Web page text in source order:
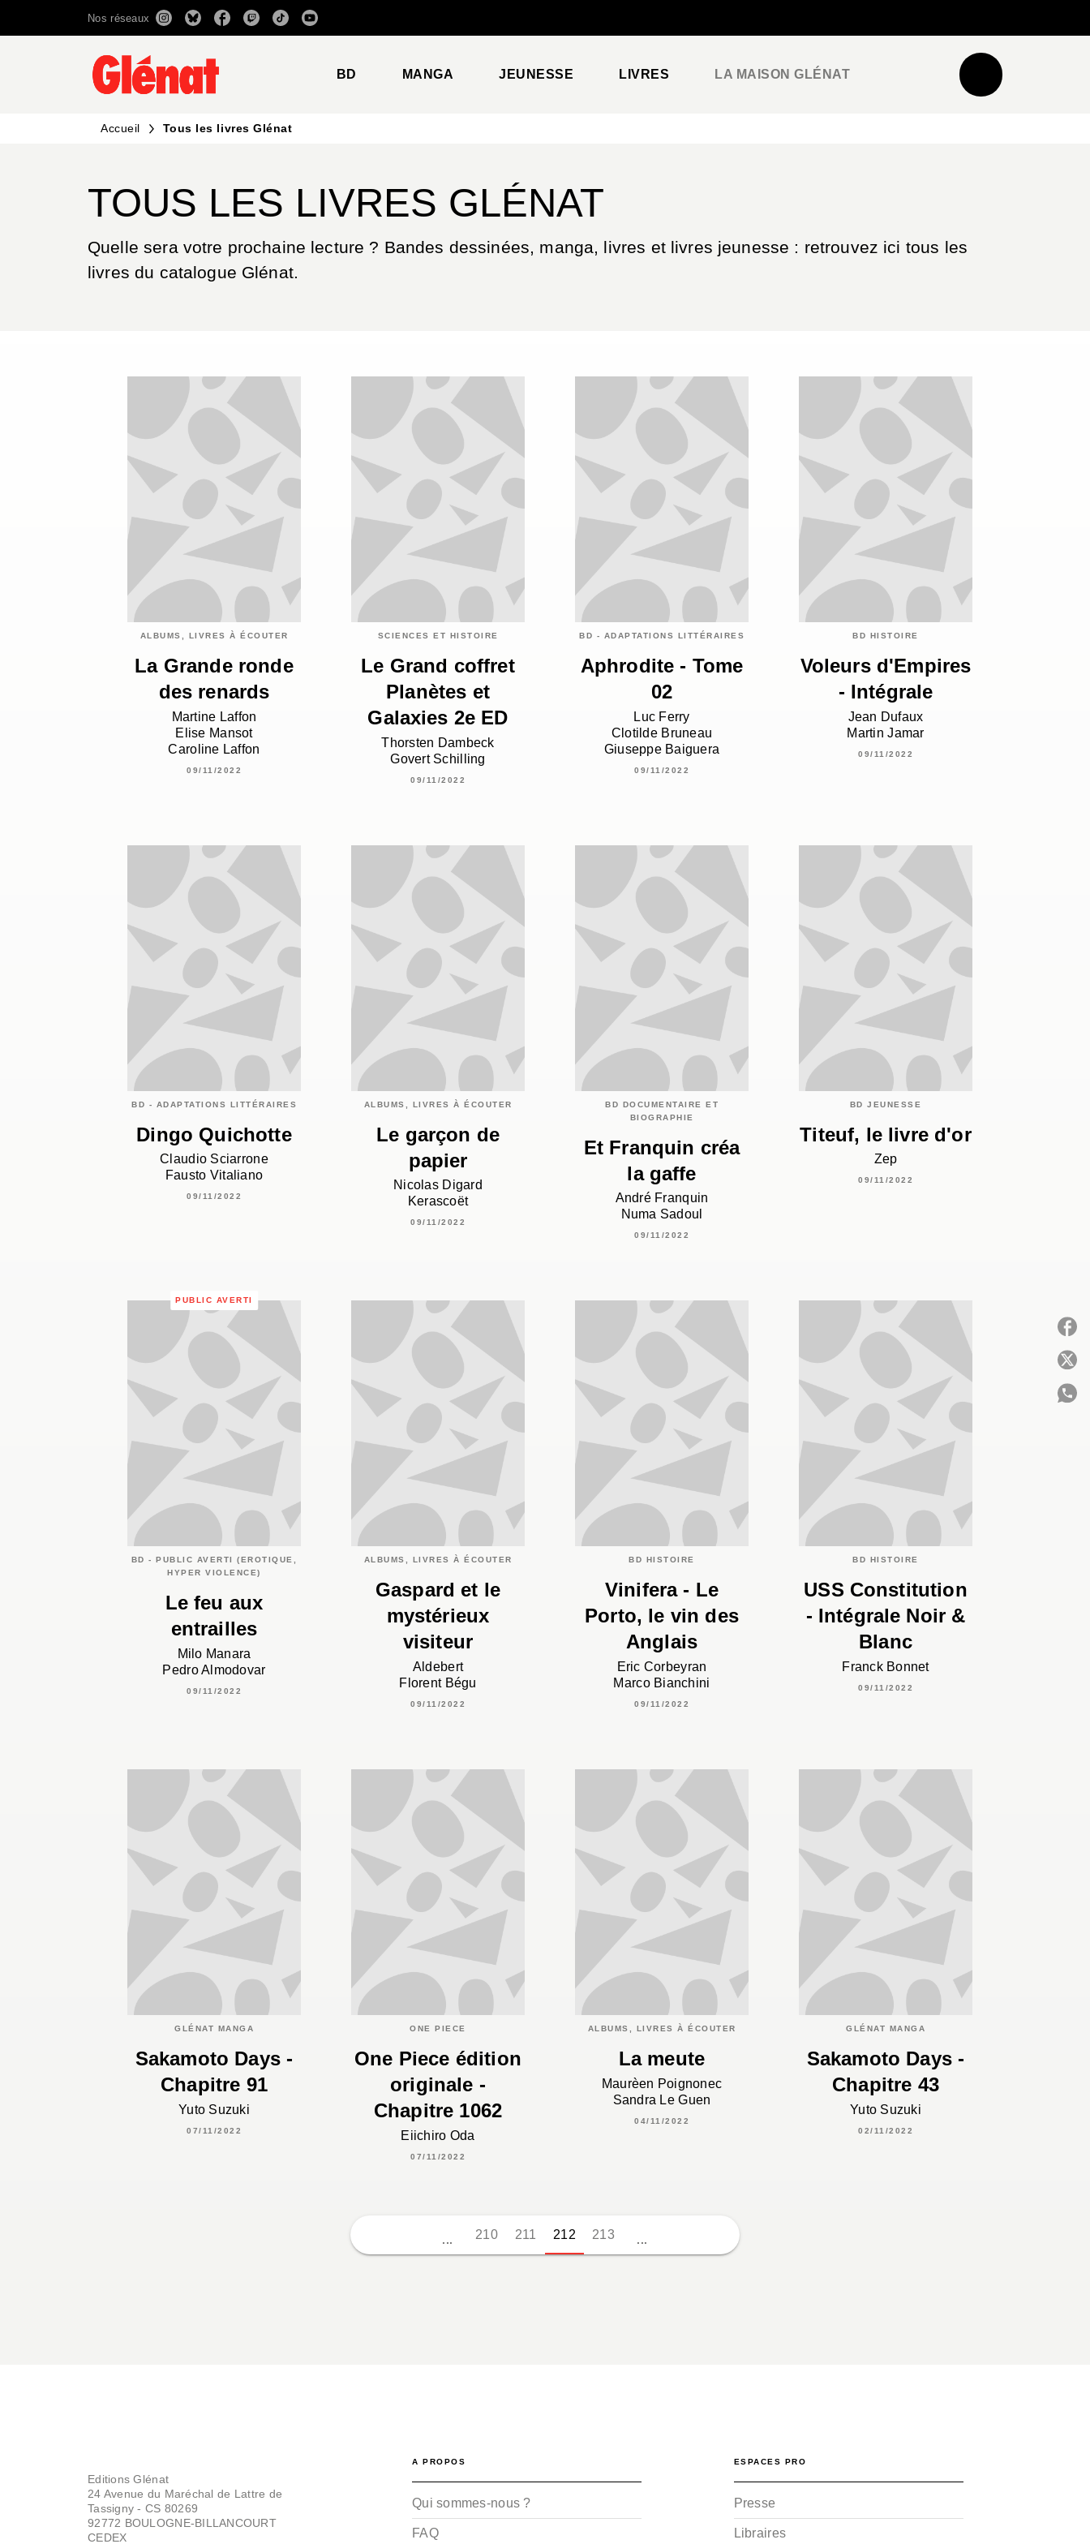
RECHERCHE CONTENU
Nos réseaux
BD MANGA JEUNESSE LIVRES LA MAISON GLÉNAT
Accueil Tous les livres Glénat
TOUS LES LIVRES GLÉNAT
Quelle sera votre prochaine lecture ? Bandes dessinées, manga, livres et livres jeunesse : retrouvez ici tous les
livres du catalogue Glénat.
ALBUMS, LIVRES À ÉCOUTER
La Grande ronde
des renards
Martine Laffon
Elise Mansot
Caroline Laffon
09/11/2022
SCIENCES ET HISTOIRE
Le Grand coffret
Planètes et
Galaxies 2e ED
Thorsten Dambeck
Govert Schilling
09/11/2022
BD - ADAPTATIONS LITTÉRAIRES
Aphrodite - Tome
02
Luc Ferry
Clotilde Bruneau
Giuseppe Baiguera
09/11/2022
BD HISTOIRE
Voleurs d'Empires
- Intégrale
Jean Dufaux
Martin Jamar
09/11/2022
BD - ADAPTATIONS LITTÉRAIRES
Dingo Quichotte
Claudio Sciarrone
Fausto Vitaliano
09/11/2022
ALBUMS, LIVRES À ÉCOUTER
Le garçon de
papier
Nicolas Digard
Kerascoët
09/11/2022
BD DOCUMENTAIRE ET
BIOGRAPHIE
Et Franquin créa
la gaffe
André Franquin
Numa Sadoul
09/11/2022
BD JEUNESSE
Titeuf, le livre d'or
Zep
09/11/2022
PUBLIC AVERTI
BD - PUBLIC AVERTI (EROTIQUE,
HYPER VIOLENCE)
Le feu aux
entrailles
Milo Manara
Pedro Almodovar
09/11/2022
ALBUMS, LIVRES À ÉCOUTER
Gaspard et le
mystérieux
visiteur
Aldebert
Florent Bégu
09/11/2022
BD HISTOIRE
Vinifera - Le
Porto, le vin des
Anglais
Eric Corbeyran
Marco Bianchini
09/11/2022
BD HISTOIRE
USS Constitution
- Intégrale Noir &
Blanc
Franck Bonnet
09/11/2022
GLÉNAT MANGA
Sakamoto Days -
Chapitre 91
Yuto Suzuki
07/11/2022
ONE PIECE
One Piece édition
originale -
Chapitre 1062
Eiichiro Oda
07/11/2022
ALBUMS, LIVRES À ÉCOUTER
La meute
Maurèen Poignonec
Sandra Le Guen
04/11/2022
GLÉNAT MANGA
Sakamoto Days -
Chapitre 43
Yuto Suzuki
02/11/2022
... 210 211 212 213 ...
Editions Glénat
24 Avenue du Maréchal de Lattre de
Tassigny - CS 80269
92772 BOULOGNE-BILLANCOURT
CEDEX
A PROPOS
Qui sommes-nous ?
FAQ
ESPACES PRO
Presse
Libraires